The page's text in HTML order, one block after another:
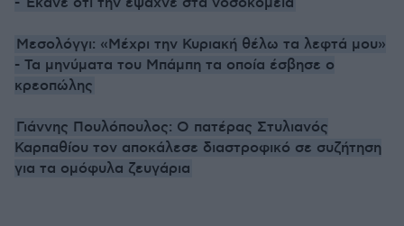
Μεσολόγγι: «Μέχρι την Κυριακή θέλω τα λεφτά μου»
- Τα μηνύματα του Μπάμπη τα οποία έσβησε ο
κρεοπώλης
Γιάννης Πουλόπουλος: Ο πατέρας Στυλιανός
Καρπαθίου τον αποκάλεσε διαστροφικό σε συζήτηση
για τα ομόφυλα ζευγάρια